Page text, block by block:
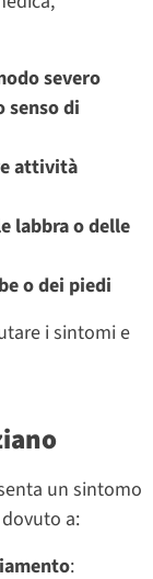
severo
senso di
attività
labbra o delle
o dei piedi
i sintomi e
un sintomo
a:
: